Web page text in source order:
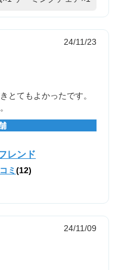
24/11/23
とてもよかったです。
レンド
ミ (12)
24/11/09